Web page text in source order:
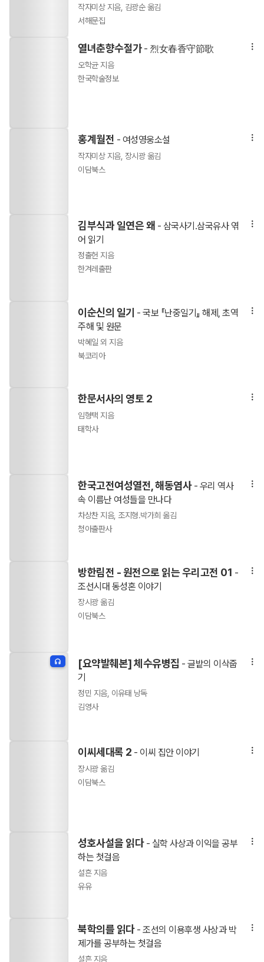
작자미상 지음, 김광순 옮김
서해문집
열녀춘향수절가- 烈女春香守節歌
오학균 지음
한국학술정보
홍계월전 - 여성영웅소설
작자미상 지음, 장시광 옮김
이담북스
김부식과 일연은 왜 - 삼국사기.삼국유사 엮
어 읽기
정출헌 지음
한겨레출판
이순신의 일기 - 국보 『난중일기』 해제, 초역
주해 및 원문
박혜일 외 지음
북코리아
한문서사의 영토 2
임형택 지음
태학사
한국고전여성열전, 해동염사- 우리 역사
속 이름난 여성들을 만나다
차상찬 지음, 조지형.박가희 옮김
청아출판사
방한림전 - 원전으로 읽는 우리고전 01 -
조선시대 동성혼 이야기
장시광 옮김
이담북스
[요약발췌본] 체수유병집 - 글밭의 이삭줍
기
정민 지음, 이유태 낭독
김영사
이씨세대록 2 - 이씨 집안 이야기
장시광 옮김
이담북스
성호사설을 읽다- 실학 사상과 이익을 공부
하는 첫걸음
설흔 지음
유유
북학의를 읽다- 조선의 이용후생 사상과 박
제가를 공부하는 첫걸음
설흔 지음